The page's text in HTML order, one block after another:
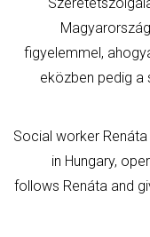
figyelemmel,
eközben pedig a
Social worker
in Hungary,
follows Renáta and